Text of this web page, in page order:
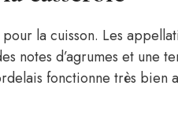
la cuisson. Les
notes d’agrumes et une
fonctionne très bien